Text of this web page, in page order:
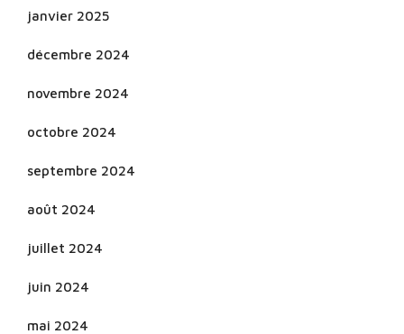
janvier 2025
décembre 2024
novembre 2024
octobre 2024
septembre 2024
août 2024
juillet 2024
juin 2024
mai 2024